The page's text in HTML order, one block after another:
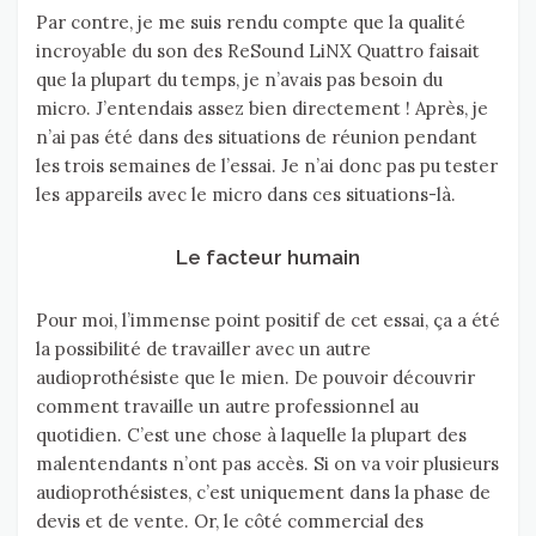
Par contre, je me suis rendu compte que la qualité
incroyable du son des ReSound LiNX Quattro faisait
que la plupart du temps, je n’avais pas besoin du
micro. J’entendais assez bien directement ! Après, je
n’ai pas été dans des situations de réunion pendant
les trois semaines de l’essai. Je n’ai donc pas pu tester
les appareils avec le micro dans ces situations-là.
Le facteur humain
Pour moi, l’immense point positif de cet essai, ça a été
la possibilité de travailler avec un autre
audioprothésiste que le mien. De pouvoir découvrir
comment travaille un autre professionnel au
quotidien. C’est une chose à laquelle la plupart des
malentendants n’ont pas accès. Si on va voir plusieurs
audioprothésistes, c’est uniquement dans la phase de
devis et de vente. Or, le côté commercial des